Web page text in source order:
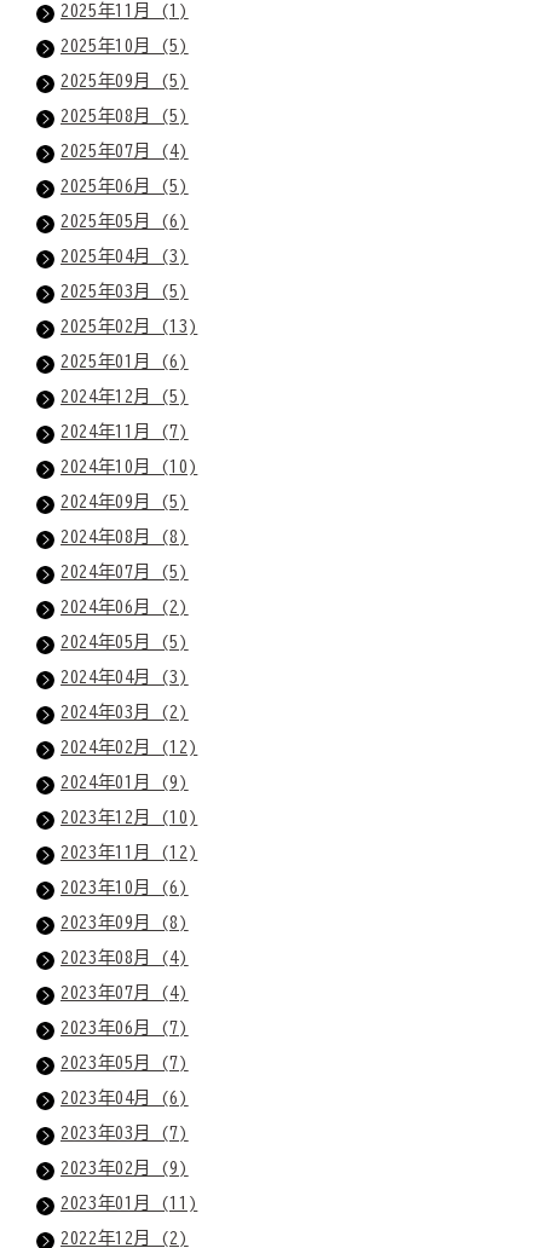
2025年11月 (1)
2025年10月 (5)
2025年09月 (5)
2025年08月 (5)
2025年07月 (4)
2025年06月 (5)
2025年05月 (6)
2025年04月 (3)
2025年03月 (5)
2025年02月 (13)
2025年01月 (6)
2024年12月 (5)
2024年11月 (7)
2024年10月 (10)
2024年09月 (5)
2024年08月 (8)
2024年07月 (5)
2024年06月 (2)
2024年05月 (5)
2024年04月 (3)
2024年03月 (2)
2024年02月 (12)
2024年01月 (9)
2023年12月 (10)
2023年11月 (12)
2023年10月 (6)
2023年09月 (8)
2023年08月 (4)
2023年07月 (4)
2023年06月 (7)
2023年05月 (7)
2023年04月 (6)
2023年03月 (7)
2023年02月 (9)
2023年01月 (11)
2022年12月 (2)